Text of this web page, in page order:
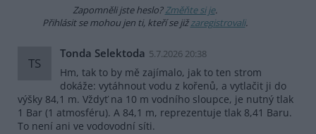
Zapomněli jste heslo?Změňte si je.
Přihlásit se mohou jen ti, kteří se jižzaregistrovali.
TS
Tonda Selektoda 5.7.2026 20:38
Hm, tak to by mě zajímalo, jak to ten strom
dokáže: vytáhnout vodu z kořenů, a vytlačit ji do
výšky 84,1 m. Vždyť na 10 m vodního sloupce, je nutný tlak
1 Bar (1 atmosféru). A 84,1 m, reprezentuje tlak 8,41 Baru.
To není ani ve vodovodní síti.